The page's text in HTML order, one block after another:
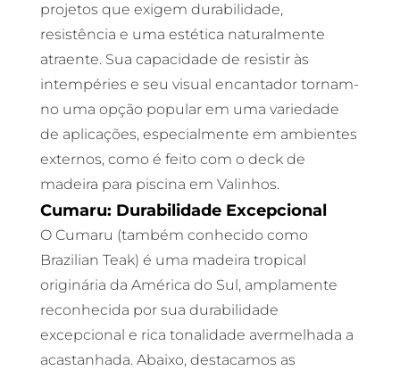
projetos que exigem durabilidade,
resistência e uma estética naturalmente
atraente. Sua capacidade de resistir às
intempéries e seu visual encantador tornam-
no uma opção popular em uma variedade
de aplicações, especialmente em ambientes
externos, como é feito com o deck de
madeira para piscina em Valinhos.
Cumaru: Durabilidade Excepcional
O Cumaru (também conhecido como
Brazilian Teak) é uma madeira tropical
originária da América do Sul, amplamente
reconhecida por sua durabilidade
excepcional e rica tonalidade avermelhada a
acastanhada. Abaixo, destacamos as